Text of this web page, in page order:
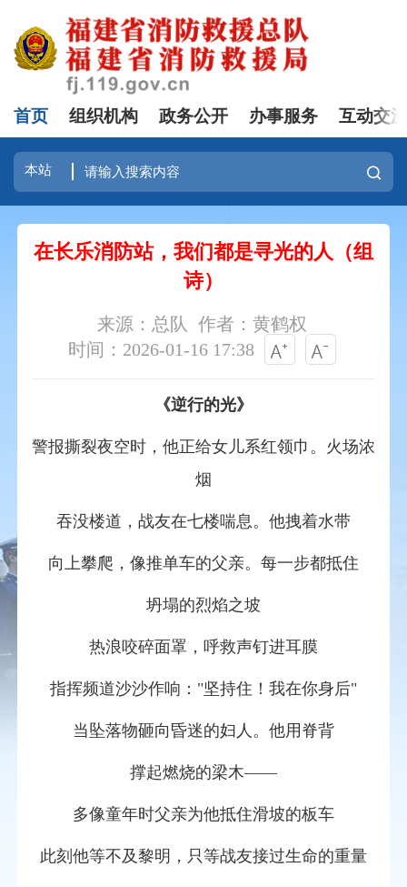
首页 组织机构 政务公开 办事服务 互动交
在长乐消防站，我们都是寻光的人（组
诗）
来源：总队
作者：黄鹤权
时间：2026-01-16 17:38
《逆行的光》
警报撕裂夜空时，他正给女儿系红领巾。火场浓
烟
吞没楼道，战友在七楼喘息。他拽着水带
向上攀爬，像推单车的父亲。每一步都抵住
坍塌的烈焰之坡
热浪咬碎面罩，呼救声钉进耳膜
指挥频道沙沙作响："坚持住！我在你身后"
当坠落物砸向昏迷的妇人。他用脊背
撑起燃烧的梁木——
多像童年时父亲为他抵住滑坡的板车
此刻他等不及黎明，只等战友接过生命的重量